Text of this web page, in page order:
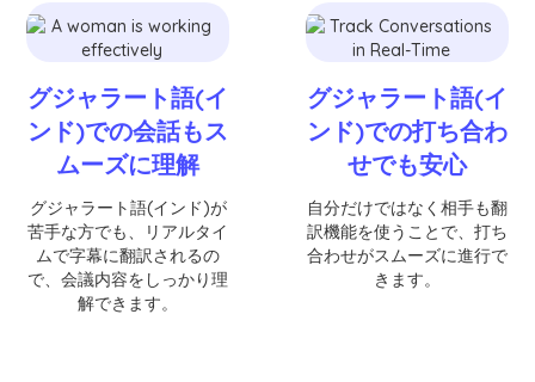
グジャラート語(イ
ンド)での会話もス
ムーズに理解
グジャラート語(インド)が
苦手な方でも、リアルタイ
ムで字幕に翻訳されるの
で、会議内容をしっかり理
解できます。
グジャラート語(イ
ンド)での打ち合わ
せでも安心
自分だけではなく相手も翻
訳機能を使うことで、打ち
合わせがスムーズに進行で
きます。